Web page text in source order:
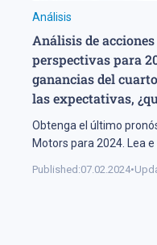
Análisis
Análisis de
perspectivas para
ganancias del
las expectativas,
Obtenga el último
Motors para 2024. Lea e
Published:07.02.2024•